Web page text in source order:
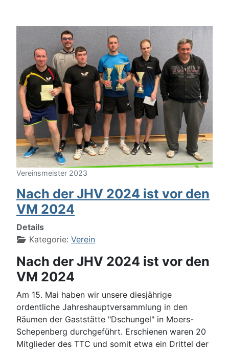
Vereinsmeister 2023
Nach der JHV 2024 ist vor den
VM 2024
Details
Kategorie: Verein
Nach der JHV 2024 ist vor den
VM 2024
Am 15. Mai haben wir unsere diesjährige
ordentliche Jahreshauptversammlung in den
Räumen der Gaststätte "Dschungel" in Moers-
Schepenberg durchgeführt. Erschienen waren 20
Mitglieder des TTC und somit etwa ein Drittel der